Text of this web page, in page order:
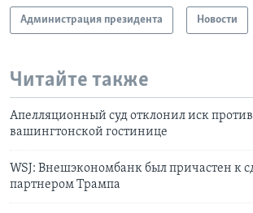
Администрация президента Новости
Читайте также
Апелляционный суд отклонил иск
вашингтонской гостинице
WSJ: Внешэкономбанк был причастен к
партнером Трампа